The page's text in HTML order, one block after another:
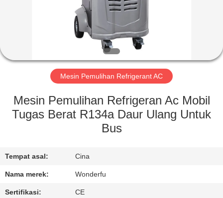
TUR
PABRIK
KONTROL
HUBUNGI
KAMI
Mesin Pemulihan Refrigerant AC
Mesin Pemulihan Refrigeran Ac Mobil
Tugas Berat R134a Daur Ulang Untuk
Bus
Tempat asal: Cina
Nama merek: Wonderfu
Sertifikasi: CE